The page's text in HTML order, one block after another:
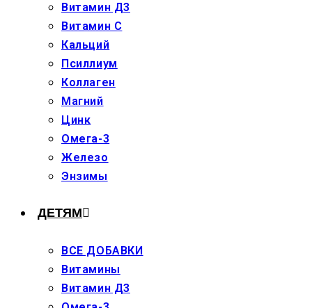
Витамин Д3
Витамин С
Кальций
Псиллиум
Коллаген
Магний
Цинк
Омега-3
Железо
Энзимы
ДЕТЯМ
ВСЕ ДОБАВКИ
Витамины
Витамин Д3